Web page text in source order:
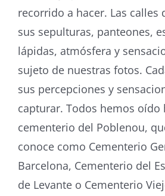
recorrido a hacer. Las calles
sus sepulturas, panteones,
lápidas, atmósfera y
sujeto de nuestras fotos.
sus percepciones y
capturar. Todos hemos oído
cementerio del Poblenou,
conoce como Cementerio
Barcelona, Cementerio del
de Levante o Cementerio